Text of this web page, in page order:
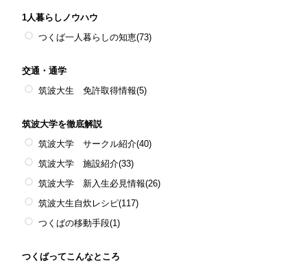
1人暮らしノウハウ
つくば一人暮らしの知恵(73)
交通・通学
筑波大生 免許取得情報(5)
筑波大学を徹底解説
筑波大学 サークル紹介(40)
筑波大学 施設紹介(33)
筑波大学 新入生必見情報(26)
筑波大生自炊レシピ(117)
つくばの移動手段(1)
つくばってこんなところ